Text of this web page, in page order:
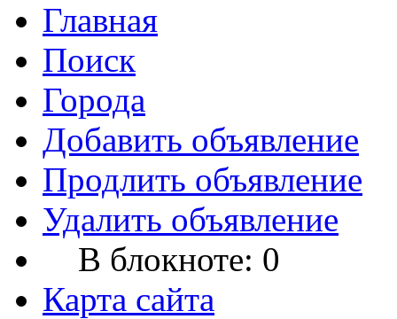
Главная
Поиск
Города
Добавить объявление
Продлить объявление
Удалить объявление
В блокноте: 0
Карта сайта